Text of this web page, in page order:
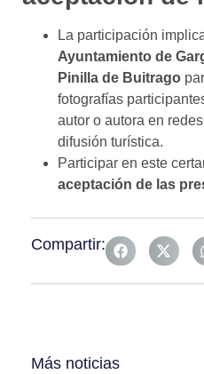
La participación
Ayuntamiento de
Pinilla de Buitrago
fotografías
autor o autora en
difusión turística.
Participar en este
aceptación de las
Compartir:
Más noticias